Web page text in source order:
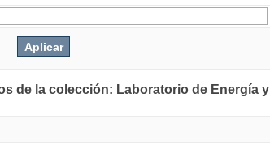
de la colección: Laboratorio de Energía y